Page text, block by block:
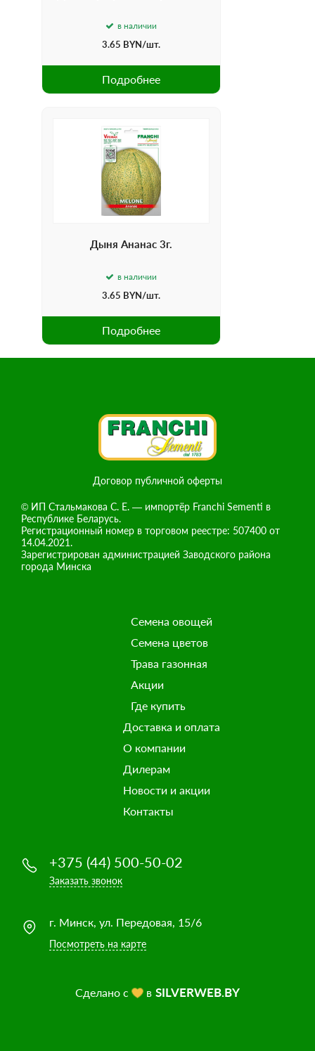
в наличии
3.65 BYN/шт.
Подробнее
Дыня Ананас 3г.
в наличии
3.65 BYN/шт.
Подробнее
Договор публичной оферты
© ИП Стальмакова С. Е. — импортёр Franchi Sementi в
Республике Беларусь.
Регистрационный номер в торговом реестре: 507400 от
14.04.2021.
Зарегистрирован администрацией Заводского района
города Минска
Семена овощей
Семена цветов
Трава газонная
Акции
Где купить
Доставка и оплата
О компании
Дилерам
Новости и акции
Контакты
+375 (44) 500-50-02
Заказать звонок
г. Минск, ул. Передовая, 15/6
Посмотреть на карте
Сделано с в SILVERWEB.BY